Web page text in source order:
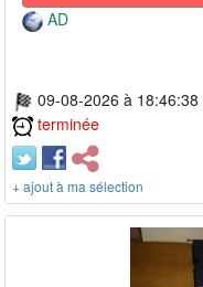
AD
09-08-2026 à 18:46:38
terminée
+ ajout à ma sélection